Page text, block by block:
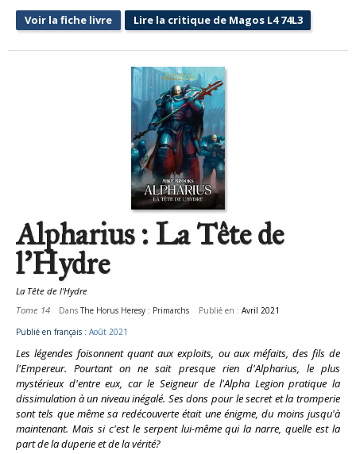
Voir la fiche livre Lire la critique de Magos L4 74L3
Alpharius : La Tête de
l'Hydre
La Tête de l'Hydre
Tome 14
DansThe Horus Heresy : Primarchs Publié en : Avril 2021
Publié en français : Août 2021
Les légendes foisonnent quant aux exploits, ou aux méfaits, des fils de
l'Empereur. Pourtant on ne sait presque rien d'Alpharius, le plus
mystérieux d'entre eux, car le Seigneur de l'Alpha Legion pratique la
dissimulation à un niveau inégalé. Ses dons pour le secret et la tromperie
sont tels que même sa redécouverte était une énigme, du moins jusqu'à
maintenant. Mais si c'est le serpent lui-même qui la narre, quelle est la
part de la duperie et de la vérité?